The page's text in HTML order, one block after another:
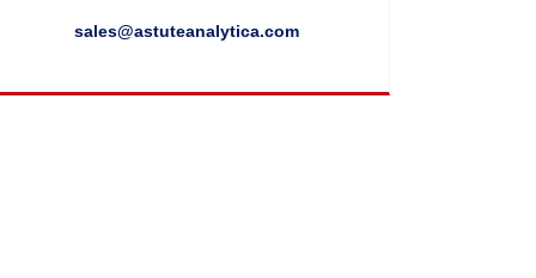
sales@astuteanalytica.com